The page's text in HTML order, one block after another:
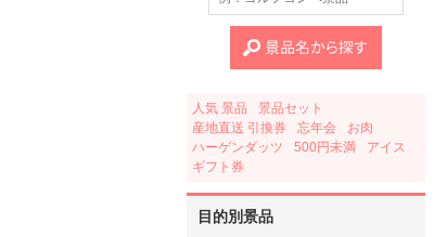
人気 景品
景品セット
産地直送 引換券
忘年会
お肉
ハーゲンダッツ
500円未満
アイス
ギフト券
目的別景品